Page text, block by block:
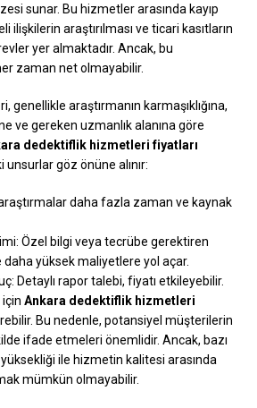
sunar. Bu hizmetler arasında kayıp
ilişkilerin araştırılması ve ticari kasıtların
yer almaktadır. Ancak, bu
zaman net olmayabilir.
genellikle araştırmanın karmaşıklığına,
ve gereken uzmanlık alanına göre
dedektiflik hizmetleri fiyatları
unsurlar göz önüne alınır:
daha fazla zaman ve kaynak
Özel bilgi veya tecrübe gerektiren
yüksek maliyetlere yol açar.
Detaylı rapor talebi, fiyatı etkileyebilir.
içinAnkara dedektiflik hizmetleri
Bu nedenle, potansiyel müşterilerin
ifade etmeleri önemlidir. Ancak, bazı
ile hizmetin kalitesi arasında
mümkün olmayabilir.